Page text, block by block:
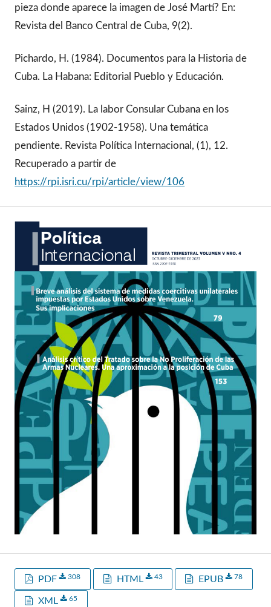
pieza donde aparece la imagen de José Martí? En:
Revista del Banco Central de Cuba, 9(2).
Pichardo, H. (1984). Documentos para la Historia de
Cuba. La Habana: Editorial Pueblo y Educación.
Sainz, H (2019). La labor Consular Cubana en los
Estados Unidos (1902-1958). Una temática
pendiente. Revista Política Internacional, (1), 12.
Recuperado a partir de
https://rpi.isri.cu/rpi/article/view/106
PDF 308 HTML 43 EPUB 78
XML 65